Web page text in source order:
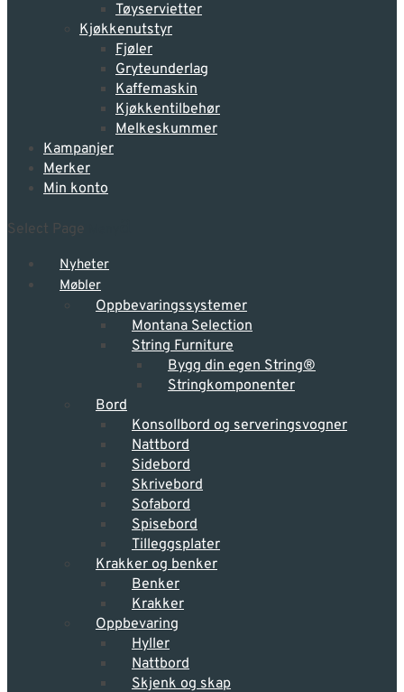
Tøyservietter
Kjøkkenutstyr
Fjøler
Gryteunderlag
Kaffemaskin
Kjøkkentilbehør
Melkeskummer
Kampanjer
Merker
Min konto
Select Page
Nyheter
Møbler
Oppbevarings­systemer
Montana Selection
String Furniture
Bygg din egen String®
Stringkomponenter
Bord
Konsollbord og serveringsvogner
Nattbord
Sidebord
Skrivebord
Sofabord
Spisebord
Tilleggsplater
Krakker og benker
Benker
Krakker
Oppbevaring
Hyller
Nattbord
Skjenk og skap